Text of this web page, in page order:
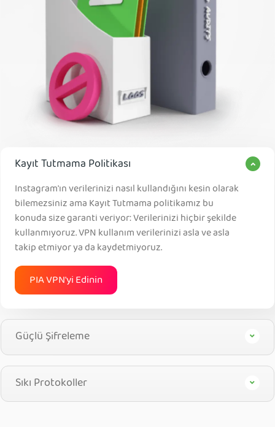
Kayıt Tutmama Politikası
Instagram'ın verilerinizi nasıl kullandığını kesin olarak
bilemezsiniz ama Kayıt Tutmama politikamız bu
konuda size garanti veriyor: Verilerinizi hiçbir şekilde
kullanmıyoruz. VPN kullanım verilerinizi asla ve asla
takip etmiyor ya da kaydetmiyoruz.
PIA VPN'yi Edinin
Güçlü Şifreleme
Sıkı Protokoller